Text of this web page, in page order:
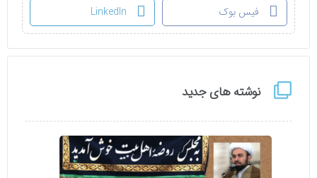
نوشته های جدید
فیس بوک LinkedIn